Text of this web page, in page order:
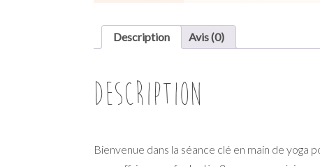
Description Avis (0)
Description
Bienvenue dans la séance clé en main de yoga